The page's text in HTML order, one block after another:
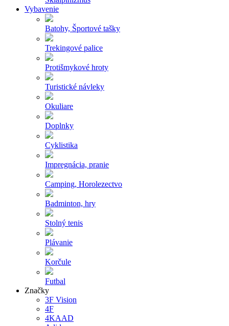
Vybavenie
Batohy, Športové tašky
Trekingové palice
Protišmykové hroty
Turistické návleky
Okuliare
Doplnky
Cyklistika
Impregnácia, pranie
Camping, Horolezectvo
Badminton, hry
Stolný tenis
Plávanie
Korčule
Futbal
Značky
3F Vision
4F
4KAAD